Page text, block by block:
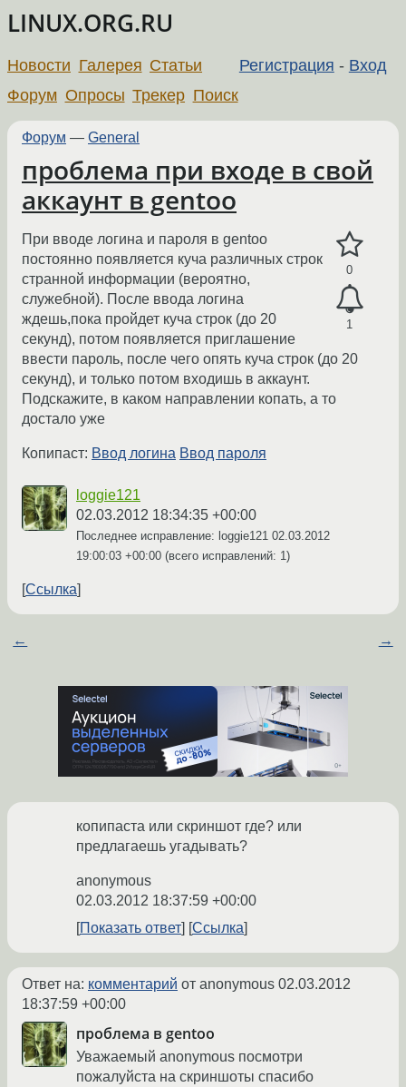
LINUX.ORG.RU
Регистрация - Вход
Новости Галерея Статьи
Форум Опросы Трекер Поиск
Форум — General
проблема при входе в свой
аккаунт в gentoo
0
1
При вводе логина и пароля в gentoo
постоянно появляется куча различных строк
странной информации (вероятно,
служебной). После ввода логина
ждешь,пока пройдет куча строк (до 20
секунд), потом появляется приглашение
ввести пароль, после чего опять куча строк (до 20
секунд), и только потом входишь в аккаунт.
Подскажите, в каком направлении копать, а то
достало уже
Копипаст: Ввод логина Ввод пароля
loggie121
02.03.2012 18:34:35 +00:00
Последнее исправление: loggie121 02.03.2012
19:00:03 +00:00 (всего исправлений: 1)
Ссылка
← →
копипаста или скриншот где? или
предлагаешь угадывать?
anonymous
02.03.2012 18:37:59 +00:00
Показать ответ
Ссылка
Ответ на: комментарий от anonymous 02.03.2012
18:37:59 +00:00
проблема в gentoo
Уважаемый anonymous посмотри
пожалуйста на скриншоты спасибо